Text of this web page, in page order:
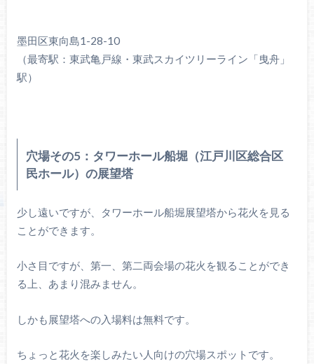
墨田区東向島1-28-10
（最寄駅：東武亀戸線・東武スカイツリーライン「曳舟」
駅）
穴場その5：タワーホール船堀（江戸川区総合区
民ホール）の展望塔
少し遠いですが、タワーホール船堀展望塔から花火を見る
ことができます。
小さ目ですが、第一、第二両会場の花火を観ることができ
る上、あまり混みません。
しかも展望塔への入場料は無料です。
ちょっと花火を楽しみたい人向けの穴場スポットです。